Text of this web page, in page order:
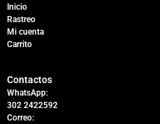
Inicio
Rastreo
Mi cuenta
Carrito
Contactos
WhatsApp:
302 2422592
Correo: